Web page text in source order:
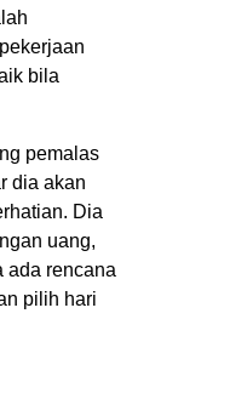
bila
pemalas
dia akan
Dia
uang,
ada rencana
pilih hari